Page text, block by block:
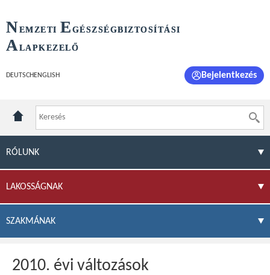
NEMZETI E GÉSZSÉGBIZTOSÍTÁSI
ALAPKEZELŐ
DEUTSCH ENGLISH Bejelentkezés
RÓLUNK
LAKOSSÁGNAK
SZAKMÁNAK
2010. évi változások